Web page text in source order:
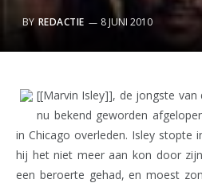
BY REDACTIE 8 JUNI 2010
[[Marvin Isley]], de jongste
nu bekend geworden
in Chicago overleden. Isley stopte
hij het niet meer aan kon door
een beroerte gehad, en moest